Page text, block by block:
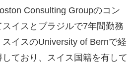
Consulting Groupのコン
イスとブラジルで7年間勤務
スイスのUniversity of Bernで経
ており、スイス国籍を有して